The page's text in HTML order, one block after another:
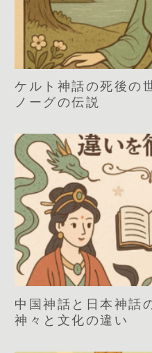
ケルト神話の死後の
ノーグの伝説
中国神話と日本神話
神々と文化の違い